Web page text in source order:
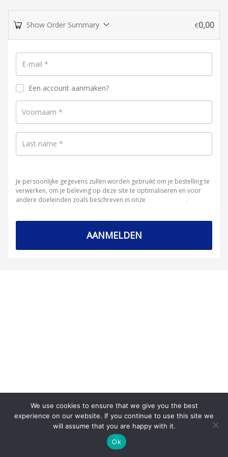
Show Order Summary €0,00
E-mail *
Een account aanmaken?
Voornaam *
Last name *
Je persoonlijke gegevens zullen worden gebruikt om je bestelling te
verwerken, om je beleving op deze site te optimaliseren en voor
andere doeleinden zoals beschreven in onze
.
AANMELDEN
We use cookies to ensure that we give you the best
experience on our website. If you continue to use this site we
will assume that you are happy with it.
Ok